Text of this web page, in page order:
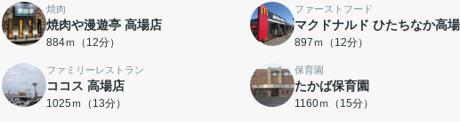
焼肉
焼肉や漫遊亭 高場店
884ｍ（12分）
ファーストフード
マクドナルド ひたちなか高
897ｍ（12分）
ファミリーレストラン
ココス 高場店
1025ｍ（13分）
保育園
たかば保育園
1160ｍ（15分）